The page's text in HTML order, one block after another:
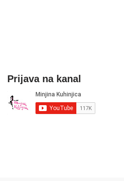
Prijava na kanal